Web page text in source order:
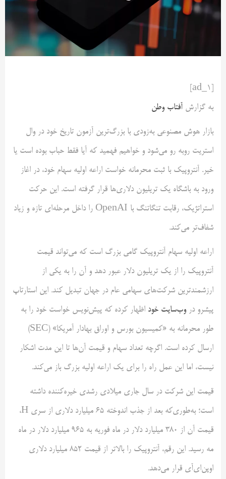
به گزارش آفتاب وطن
بازار هوش مصنوعی به‌زودی با بزرگ‌ترین آزمون تاریخ خود در وال
استریت روبه رو می‌شود و خواهیم فهمید که آیا فقط حباب بوده است یا
خیر. آنتروپیک با ثبت محرمانه خواست اراعه اولیه سهام خود، در اغاز
ورود به باشگاه یک تریلیون دلاری‌ها قرار گرفته است. این حرکت
استراتژیک، رقابت تنگاتنگ با OpenAI را داخل مرحله‌ای تازه و زیاد
شفاف‌تر می‌کند.
اراعه اولیه سهام آنتروپیک گامی بزرگ است که می‌تواند قیمت
آنتروپیک را از یک تریلیون دلار عبور دهد و آن را به یکی از
ارزشمندترین شرکت‌های سهامی عام در جهان تبدیل کند. این استارتاپ
پیشرو دروب‌سایت خود اظهار کرده که پیش‌نویس خواست خود را به
طور محرمانه به «کمیسیون بورس و اوراق بهادار آمریکا» (SEC)
ارسال کرده است. اگرچه تعداد سهام و قیمت آن‌ها تا این مدت اشکار
نیست، اما این عمل راه را برای یک اراعه اولیه بزرگ باز می‌کند.
قیمت این شرکت در سال جاری میلادی رشدی خیره‌کننده داشته
است؛ به‌طوری‌که بعد از جذب اندوخته ۶۵ میلیارد دلاری از سری H،
قیمت آن از ۳۸۰ میلیارد دلار در ماه فوریه به ۹۶۵ میلیارد دلار در ماه
مه رسید. این رقم، آنتروپیک را بالاتر از قیمت ۸۵۲ میلیارد دلاری
اوپن‌ای‌آی قرار می‌دهد.